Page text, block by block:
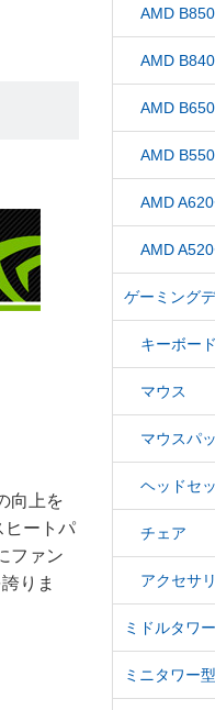
向上を
ヒートパ
ファン
りま
AMD
AMD
AMD
AMD
AMD
AMD
ゲーミング
キーボード
マウス
マウスパ
ヘッドセ
チェア
アクセサリ
ミドルタワ
ミニタワー